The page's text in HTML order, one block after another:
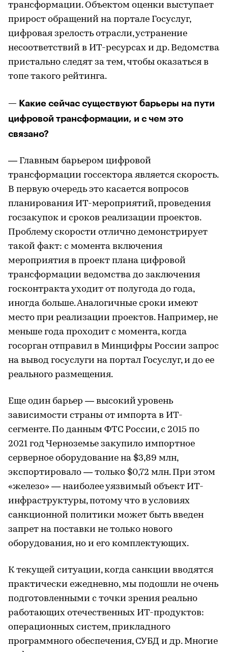
трансформации. Объектом оценки выступает
прирост обращений на портале Госуслуг,
цифровая зрелость отрасли, устранение
несоответствий в ИТ-ресурсах и др. Ведомства
пристально следят за тем, чтобы оказаться в
топе такого рейтинга.
— Какие сейчас существуют барьеры на пути
цифровой трансформации, и с чем это
связано?
— Главным барьером цифровой
трансформации госсектора является скорость.
В первую очередь это касается вопросов
планирования ИТ-мероприятий, проведения
госзакупок и сроков реализации проектов.
Проблему скорости отлично демонстрирует
такой факт: с момента включения
мероприятия в проект плана цифровой
трансформации ведомства до заключения
госконтракта уходит от полугода до года,
иногда больше. Аналогичные сроки имеют
место при реализации проектов. Например, не
меньше года проходит с момента, когда
госорган отправил в Минцифры России запрос
на вывод госуслуги на портал Госуслуг, и до ее
реального размещения.
Еще один барьер — высокий уровень
зависимости страны от импорта в ИТ-
сегменте. По данным ФТС России, с 2015 по
2021 год Черноземье закупило импортное
серверное оборудование на $3,89 млн,
экспортировало — только $0,72 млн. При этом
«железо» — наиболее уязвимый объект ИТ-
инфраструктуры, потому что в условиях
санкционной политики может быть введен
запрет на поставки не только нового
оборудования, но и его комплектующих.
К текущей ситуации, когда санкции вводятся
практически ежедневно, мы подошли не очень
подготовленными с точки зрения реально
работающих отечественных ИТ-продуктов:
операционных систем, прикладного
программного обеспечения, СУБД и др. Многие